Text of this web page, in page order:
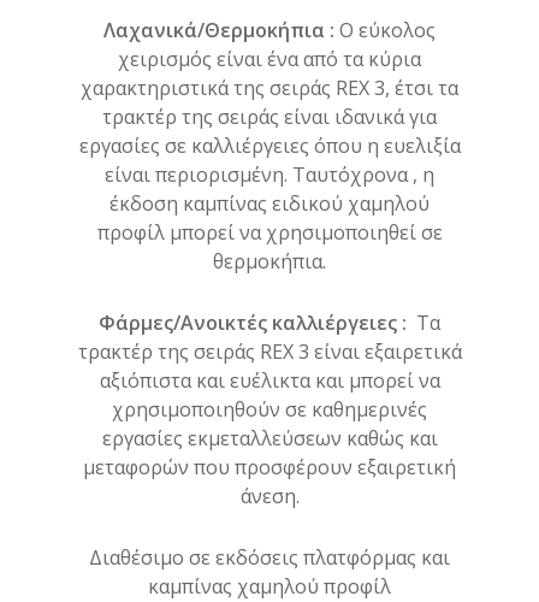
Λαχανικά/Θερμοκήπια : Ο εύκολος
χειρισμός είναι ένα από τα κύρια
χαρακτηριστικά της σειράς REX 3, έτσι τα
τρακτέρ της σειράς είναι ιδανικά για
εργασίες σε καλλιέργειες όπου η ευελιξία
είναι περιορισμένη. Ταυτόχρονα , η
έκδοση καμπίνας ειδικού χαμηλού
προφίλ μπορεί να χρησιμοποιηθεί σε
θερμοκήπια.
Φάρμες/Ανοικτές καλλιέργειες : Τα
τρακτέρ της σειράς REX 3 είναι εξαιρετικά
αξιόπιστα και ευέλικτα και μπορεί να
χρησιμοποιηθούν σε καθημερινές
εργασίες εκμεταλλεύσεων καθώς και
μεταφορών που προσφέρουν εξαιρετική
άνεση.
Διαθέσιμο σε εκδόσεις πλατφόρμας και
καμπίνας χαμηλού προφίλ